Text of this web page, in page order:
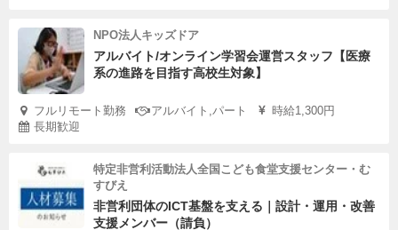
NPO法人キッズドア
アルバイト/オンライン学習会運営スタッフ【医療
系の進路を目指す高校生対象】
フルリモート勤務 アルバイト,パート
時給1,300円
長期歓迎
特定非営利活動法人全国こども食堂支援センター・む
すびえ
非営利団体のICT基盤を支える｜設計・運用・改善
支援メンバー（請負）